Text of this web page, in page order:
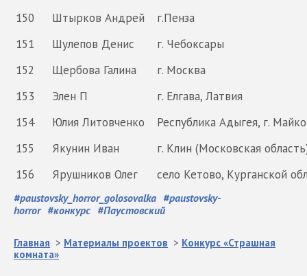
150
Штырков Андрей
г.Пенза
151
Шулепов Денис
г. Чебоксары
152
Щербова Галина
г. Москва
153
Элен П
г. Елгава, Латвия
154
Юлия Литовченко
Республика Адыгея, г.
155
Якунин Иван
г. Клин (Московская
156
Ярушников Олег село Кетово, Курганской
#paustovsky_horror_golosovalka #paustovsky-
horror #конкурс #Паустовский
Главная > Материалы проектов > Конкурс «Страшная
комната»